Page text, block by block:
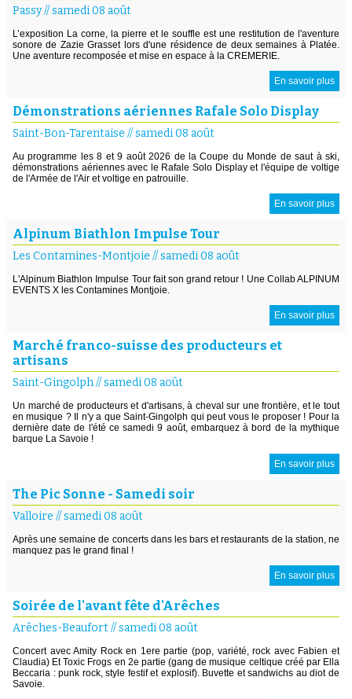
Passy//samedi 08 août
L’exposition La corne, la pierre et le souffle est une restitution de l'aventure
sonore de Zazie Grasset lors d'une résidence de deux semaines à Platée.
Une aventure recomposée et mise en espace à la CREMERIE.
En savoir plus
Démonstrations aériennes Rafale Solo Display
Saint-Bon-Tarentaise //samedi 08 août
Au programme les 8 et 9 août 2026 de la Coupe du Monde de saut à ski,
démonstrations aériennes avec le Rafale Solo Display et l'équipe de voltige
de l'Armée de l'Air et voltige en patrouille.
En savoir plus
Alpinum Biathlon Impulse Tour
Les Contamines-Montjoie //samedi 08 août
L'Alpinum Biathlon Impulse Tour fait son grand retour ! Une Collab ALPINUM
EVENTS X les Contamines Montjoie.
En savoir plus
Marché franco-suisse des producteurs et
artisans
Saint-Gingolph//samedi 08 août
Un marché de producteurs et d'artisans, à cheval sur une frontière, et le tout
en musique ? Il n'y a que Saint-Gingolph qui peut vous le proposer ! Pour la
dernière date de l'été ce samedi 9 août, embarquez à bord de la mythique
barque La Savoie !
En savoir plus
The Pic Sonne - Samedi soir
Valloire //samedi 08 août
Après une semaine de concerts dans les bars et restaurants de la station, ne
manquez pas le grand final !
En savoir plus
Soirée de l'avant fête d'Arêches
Arêches-Beaufort//samedi 08 août
Concert avec Amity Rock en 1ere partie (pop, variété, rock avec Fabien et
Claudia) Et Toxic Frogs en 2e partie (gang de musique celtique créé par Ella
Beccaria : punk rock, style festif et explosif). Buvette et sandwichs au diot de
Savoie.